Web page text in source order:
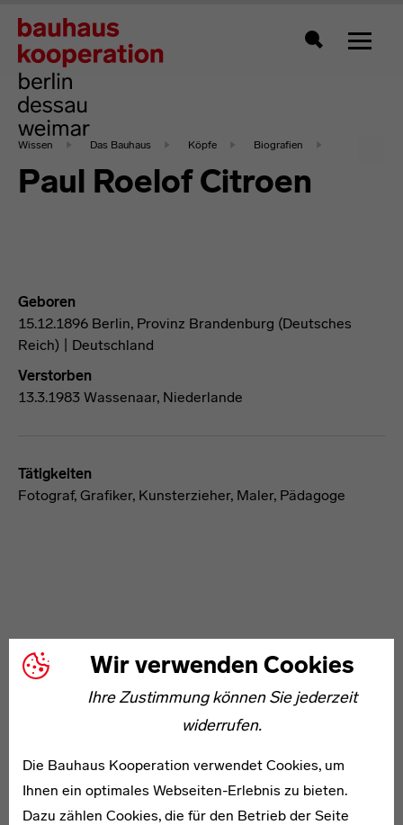
Wir verwenden Cookies
Ihre Zustimmung können Sie jederzeit
widerrufen.
Die Bauhaus Kooperation verwendet Cookies, um
Ihnen ein optimales Webseiten-Erlebnis zu bieten.
Dazu zählen Cookies, die für den Betrieb der Seite
Zeigt
Wissen Das Bauhaus Köpfe Biografien
Paul Roelof Citroen
Geboren
15.12.1896 Berlin, Provinz Brandenburg (Deutsches
Reich) | Deutschland
Verstorben
13.3.1983 Wassenaar, Niederlande
Tätigkeiten
Fotograf, Grafiker, Kunsterzieher, Maler, Pädagoge
WEITERE ARTIKEL ZUM THEMA